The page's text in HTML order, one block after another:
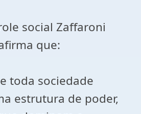
social Zaffaroni
que:
toda sociedade
estrutura de poder,